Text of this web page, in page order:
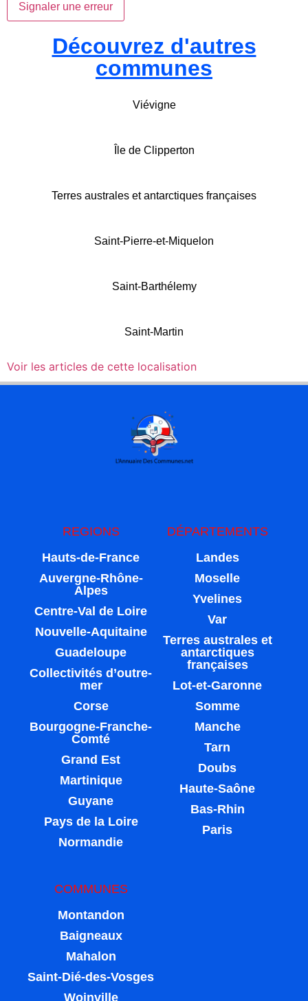
Signaler une erreur
Découvrez d'autres
communes
Viévigne
Île de Clipperton
Terres australes et antarctiques françaises
Saint-Pierre-et-Miquelon
Saint-Barthélemy
Saint-Martin
Voir les articles de cette localisation
REGIONS
Hauts-de-France
Auvergne-Rhône-
Alpes
Centre-Val de Loire
Nouvelle-Aquitaine
Guadeloupe
Collectivités d’outre-
mer
Corse
Bourgogne-Franche-
Comté
Grand Est
Martinique
Guyane
Pays de la Loire
Normandie
DÉPARTEMENTS
Landes
Moselle
Yvelines
Var
Terres australes et
antarctiques
françaises
Lot-et-Garonne
Somme
Manche
Tarn
Doubs
Haute-Saône
Bas-Rhin
Paris
COMMUNES
Montandon
Baigneaux
Mahalon
Saint-Dié-des-Vosges
Woinville